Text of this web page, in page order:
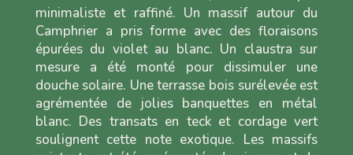
minimaliste et raffiné. Un massif autour du
Camphrier a pris forme avec des floraisons
épurées du violet au blanc. Un claustra sur
mesure a été monté pour dissimuler une
douche solaire. Une terrasse bois surélevée est
agrémentée de jolies banquettes en métal
blanc. Des transats en teck et cordage vert
soulignent cette note exotique. Les massifs